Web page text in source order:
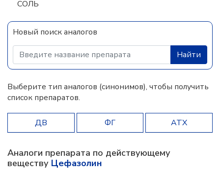
СОЛЬ
Новый поиск аналогов
Найти
Выберите тип аналогов (синонимов), чтобы получить
список препаратов.
ДВ ФГ АТХ
Аналоги препарата по действующему
веществу Цефазолин